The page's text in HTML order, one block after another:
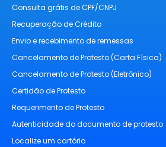
Consulta grátis de CPF/CNPJ
Recuperação de Crédito
Envio e recebimento de remessas
Cancelamento de Protesto (Carta Física)
Cancelamento de Protesto (Eletrônico)
Certidão de Protesto
Requerimento de Protesto
Autenticidade do documento de protesto
Localize um cartório